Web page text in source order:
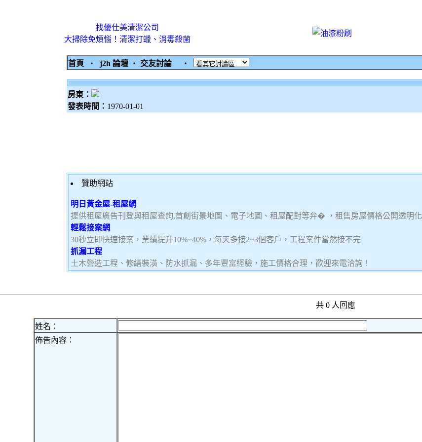
找優仕美清潔公司
大掃除免煩惱！清潔打蠟、消毒殺菌
首頁 ‧ j2h 論壇 ‧ 交友討論 ‧
房東：
發表時間： 1970-01-01
贊助網站
明日黃金屋-租屋網
提供租屋廣告刊登與租屋查詢,首創街景地圖、電子地圖、租屋配對等弁� ，租售房屋價格公開透明化
輕鬆接案網
30秒立即快速接案，業績提升10%~40%，每天多接2~3個客戶，工程案件當然接不完
抓漏工程
土木營造工程、修繕裝潢、防水抓漏、多年豐富經驗，施工價格合理，歡迎來電洽詢！
共 0 人回應
姓名：
佈告內容：